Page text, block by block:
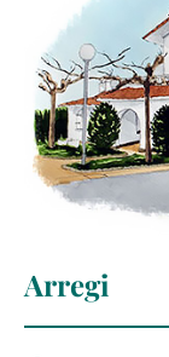
Arregi